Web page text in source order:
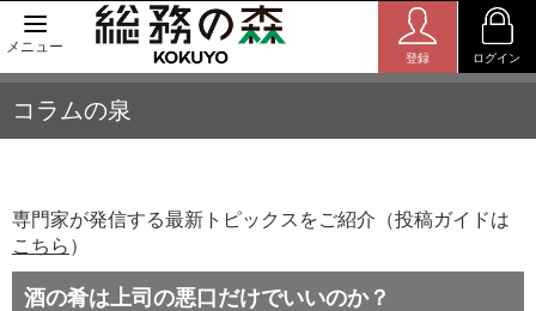
メニュー
登録 ログイン
コラムの泉
専門家が発信する最新トピックスをご紹介（投稿ガイドは
こちら ）
酒の肴は上司の悪口だけでいいのか？